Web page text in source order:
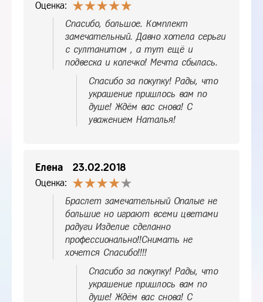
Оценка:
Спасибо, большое. Комплект
замечательный. Давно хотела серьги
с султанитом , а тут ещё и
подвеска и колечко! Мечта сбылась.
Спасибо за покупку! Рады, что
украшение пришлось вам по
душе! Ждём вас снова! С
уважением Наталья!
Елена 23.02.2018
Оценка:
Браслет замечательный Опалые не
большие но играют всеми цветами
радуги Изделие сделанно
профессионально!!Снимать не
хочется Спасибо!!!!
Спасибо за покупку! Рады, что
украшение пришлось вам по
душе! Ждём вас снова! С